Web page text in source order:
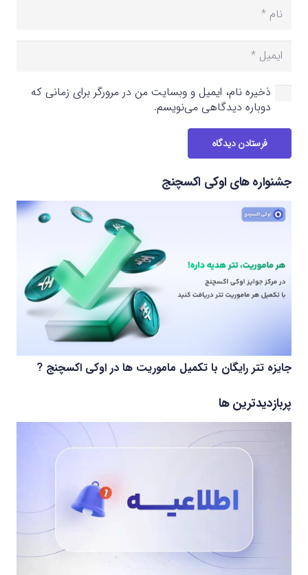
ذخیره نام، ایمیل و وبسایت من در مرورگر برای زمانی که
دوباره دیدگاهی می‌نویسم.
فرستادن دیدگاه
جشنواره های اوکی اکسچنج
جایزه تتر رایگان با تکمیل ماموریت ها در اوکی اکسچنج ?
پربازدیدترین ها